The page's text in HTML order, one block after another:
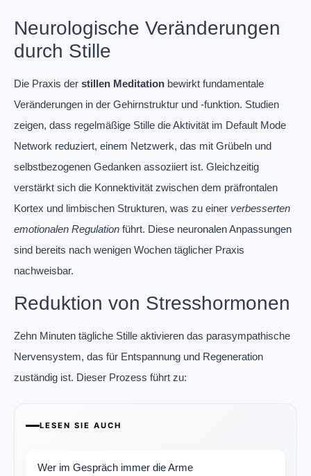
Neurologische Veränderungen
durch Stille
Die Praxis der stillen Meditation bewirkt fundamentale
Veränderungen in der Gehirnstruktur und -funktion. Studien
zeigen, dass regelmäßige Stille die Aktivität im Default Mode
Network reduziert, einem Netzwerk, das mit Grübeln und
selbstbezogenen Gedanken assoziiert ist. Gleichzeitig
verstärkt sich die Konnektivität zwischen dem präfrontalen
Kortex und limbischen Strukturen, was zu einer verbesserten
emotionalen Regulation führt. Diese neuronalen Anpassungen
sind bereits nach wenigen Wochen täglicher Praxis
nachweisbar.
Reduktion von Stresshormonen
Zehn Minuten tägliche Stille aktivieren das parasympathische
Nervensystem, das für Entspannung und Regeneration
zuständig ist. Dieser Prozess führt zu:
LESEN SIE AUCH
Wer im Gespräch immer die Arme